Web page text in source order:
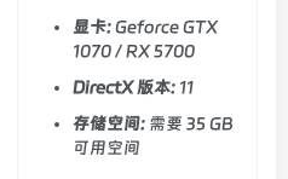
显卡:Geforce GTX
1070 / RX 5700
DirectX 版本: 11
存储空间: 需要 35 GB
可用空间